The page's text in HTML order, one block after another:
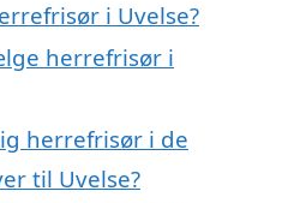
i Uvelse?
herrefrisør i
herrefrisør i de
til Uvelse?